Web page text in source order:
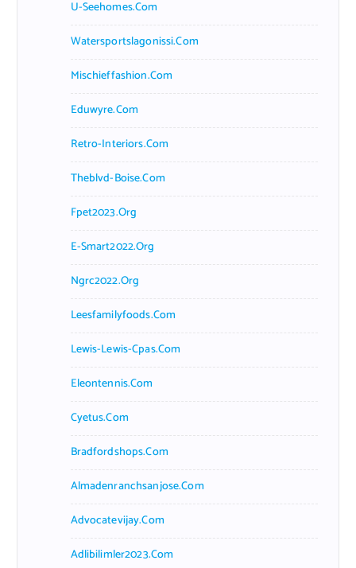
U-Seehomes.com
Watersportslagonissi.com
Mischieffashion.com
Eduwyre.com
Retro-Interiors.com
Theblvd-Boise.com
Fpet2023.org
E-Smart2022.org
Ngrc2022.org
Leesfamilyfoods.com
Lewis-Lewis-Cpas.com
Eleontennis.com
Cyetus.com
Bradfordshops.com
Almadenranchsanjose.com
Advocatevijay.com
Adlibilimler2023.com